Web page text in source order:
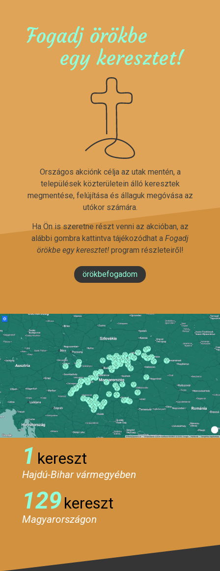
Fogadj örökbe
egy keresztet!
Országos akciónk célja az utak mentén, a
települések közterületein álló keresztek
megmentése, felújítása és állaguk megóvása az
utókor számára.
Ha Ön is szeretne részt venni az akcióban, az
alábbi gombra kattintva tájékozódhat a Fogadj
örökbe egy keresztet!program részleteiről!
örökbefogadom
1 kereszt
Hajdú-Bihar vármegyében
129kereszt
Magyarországon